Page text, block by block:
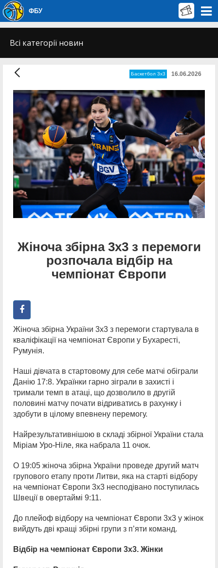
ФБУ
Всі категорії новин
Баскетбол 3х3 16.06.2026
Жіноча збірна 3х3 з перемоги
розпочала відбір на
чемпіонат Європи
Жіноча збірна України 3х3 з перемоги стартувала в
кваліфікації на чемпіонат Європи у Бухаресті,
Румунія.
Наші дівчата в стартовому для себе матчі обіграли
Данію 17:8. Українки гарно зіграли в захисті і
тримали темп в атаці, що дозволило в другій
половині матчу почати відриватись в рахунку і
здобути в цілому впевнену перемогу.
Найрезультативнішою в складі збірної України стала
Міріам Уро-Ніле, яка набрала 11 очок.
О 19:05 жіноча збірна України проведе другий матч
групового етапу проти Литви, яка на старті відбору
на чемпіонат Європи 3х3 несподівано поступилась
Швеції в овертаймі 9:11.
До плейоф відбору на чемпіонат Європи 3х3 у жінок
вийдуть дві кращі збірні групи з п’яти команд.
Відбір на чемпіонат Європи 3х3. Жінки